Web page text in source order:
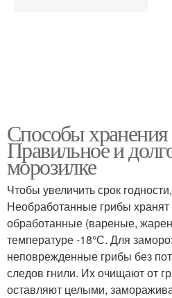
Способы хранения
Правильное и
морозилке
Чтобы увеличить срок
Необработанные грибы
обработанные (вареные,
температуре -18°С. Для
неповрежденные грибы без
следов гнили. Их очищают от
оставляют целыми,